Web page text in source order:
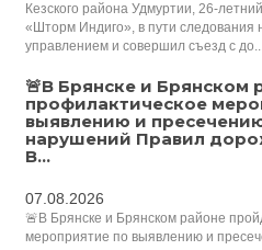
Кезского района Удмуртии, 26-
«Шторм Индиго», в пути следования
управлением и совершил съезд с
🚨В Брянске и Брянском
профилактическое
выявлению и
нарушений Правил
В...
07.08.2026
🚨В Брянске и Брянском районе
мероприятие по выявлению и